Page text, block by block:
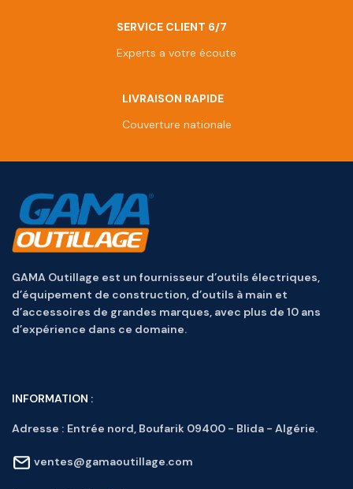
SERVICE CLIENT 6/7
Experts a votre écoute
LIVRAISON RAPIDE
Couverture nationale
GAMA Outillage est un fournisseur d’outils électriques,
d’équipement de construction, d’outils à main et
d’accessoires de grandes marques, avec plus de 10 ans
d’expérience dans ce domaine.
INFORMATION :
Adresse : Entrée nord, Boufarik 09400 - Blida - Algérie.
ventes@gamaoutillage.com